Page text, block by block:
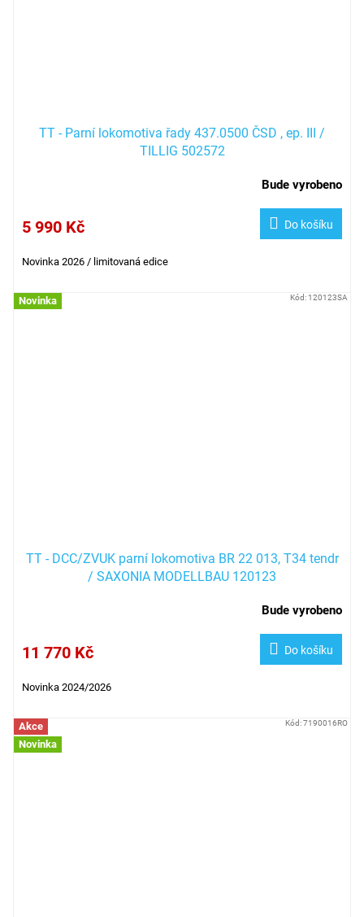
TT - Parní lokomotiva řady 437.0500 ČSD , ep. III /
TILLIG 502572
Bude vyrobeno
5 990 Kč Do košíku
Novinka 2026 / limitovaná edice
Novinka
TT - DCC/ZVUK parní lokomotiva BR 22 013, T34 tendr
/ SAXONIA MODELLBAU 120123
Bude vyrobeno
11 770 Kč Do košíku
Novinka 2024/2026
Kód: 120123SA
Akce
Novinka
Kód:7190016RO